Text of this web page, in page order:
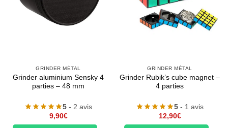
GRINDER MÉTAL
Grinder aluminium Sensky 4
parties – 48 mm
5 - 2 avis
9,90€
GRINDER MÉTAL
Grinder Rubik’s cube magnet –
4 parties
5 - 1 avis
12,90€